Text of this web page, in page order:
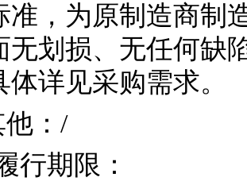
准，为原制造商制
无划损、无任何缺
体详见采购需求。
： /
行期限：